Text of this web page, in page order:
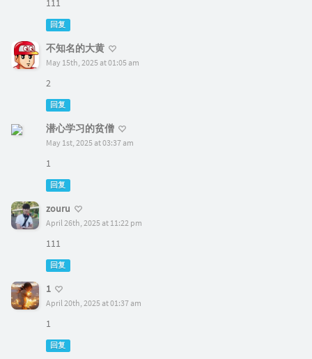
111
回复
不知名的大黄
May 15th, 2025 at 01:05 am
2
回复
潜心学习的贫僧
May 1st, 2025 at 03:37 am
1
回复
zouru
April 26th, 2025 at 11:22 pm
111
回复
1
April 20th, 2025 at 01:37 am
1
回复